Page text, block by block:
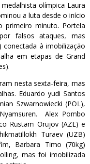
olímpica Laura
a luta desde o início
primeiro minuto. Portela
falsos ataques, mas
conectada à imobilização
em etapas de Grand
nesta sexta-feira, mas
Eduardo yudi Santos
Szwarnowiecki (POL),
Alex Pombo
Rustam Orujov (AZE) e
Turaev (UZB)
Barbara Timo (70kg)
mas foi imobilizada